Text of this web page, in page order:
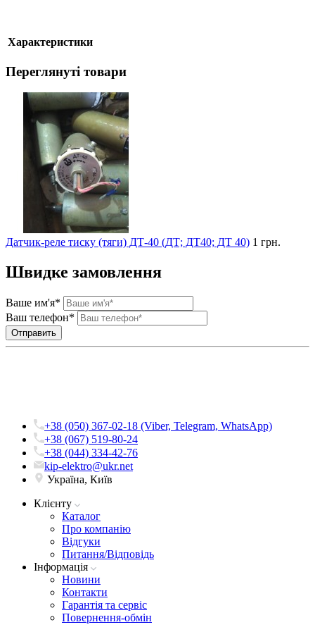
Характеристики
Переглянуті товари
Датчик-реле тиску (тяги) ДТ-40 (ДТ; ДТ40; ДТ 40) 1 грн.
Швидке замовлення
Ваше им'я*
Ваш телефон*
+38 (050) 367-02-18 (Viber, Telegram, WhatsApp)
+38 (067) 519-80-24
+38 (044) 334-42-76
kip-elektro@ukr.net
Україна, Київ
Клієнту
Каталог
Про компанію
Вiдгуки
Питання/Відповідь
Iнформацiя
Новини
Контакти
Гарантія та сервіс
Повернення-обмін